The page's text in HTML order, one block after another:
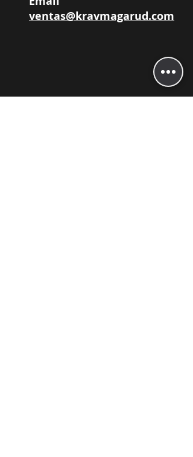
ventas@kravmagarud.com